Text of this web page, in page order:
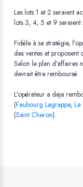
Les lots 1 et 2 seraient
lots 3, 4, 5 et 9 seraient
Fidèle à sa stratégie,
des ventes et proposent
Selon le plan d'affaires
devrait être remboursé.
L'opérateur a deja
(Faubourg Lagrappe, Le
(Saint Cheron).